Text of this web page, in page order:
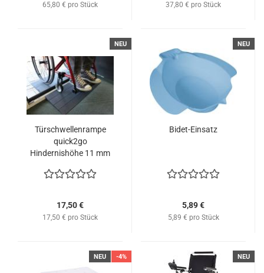
65,80 € pro Stück 37,80 € pro Stück
NEU
Türschwellenrampe
quick2go
Hindernishöhe 11 mm
17,50 €
17,50 € pro Stück
NEU
Bidet-Einsatz
5,89 €
5,89 € pro Stück
NEU -4% NEU